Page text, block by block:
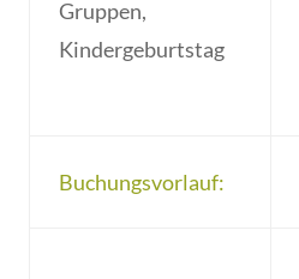
Gruppen,
Kindergeburtstag
Buchungsvorlauf: